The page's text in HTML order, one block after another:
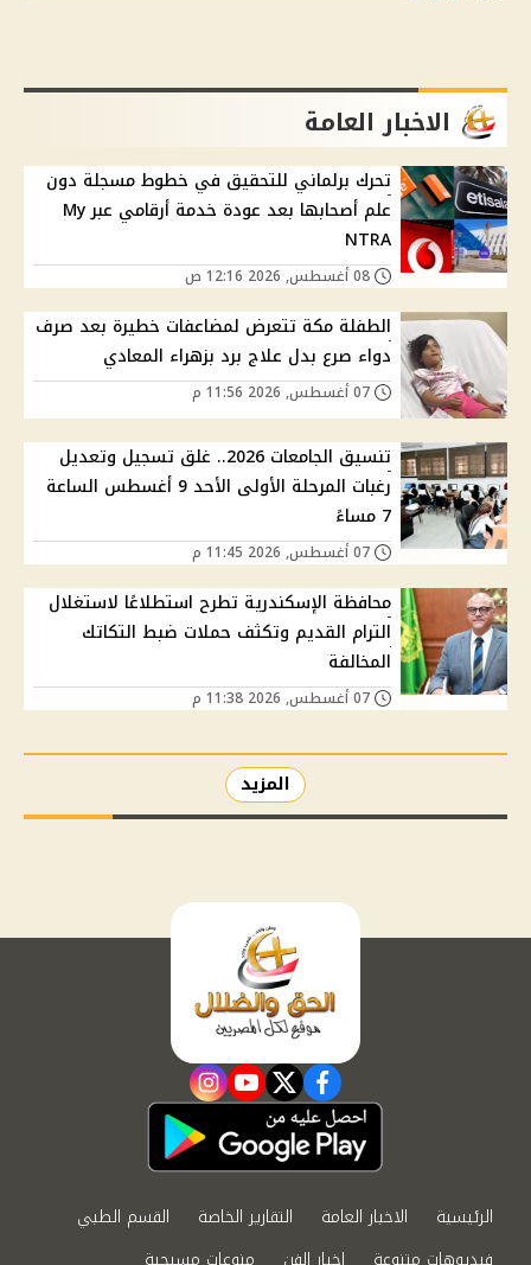
الاخبار العامة
تحرك برلماني للتحقيق في خطوط مسجلة دون
علم أصحابها بعد عودة خدمة أرقامي عبر My
NTRA
الطفلة مكة تتعرض لمضاعفات خطيرة بعد صرف
دواء صرع بدل علاج برد بزهراء المعادي
تنسيق الجامعات 2026.. غلق تسجيل وتعديل
رغبات المرحلة الأولى الأحد 9 أغسطس الساعة
7 مساءً
محافظة الإسكندرية تطرح استطلاعًا لاستغلال
الترام القديم وتكثف حملات ضبط التكاتك
المخالفة
المزيد
facebook
twitter
youtube
instagram
الرئيسية الاخبار العامة التقارير الخاصة
القسم الطبي